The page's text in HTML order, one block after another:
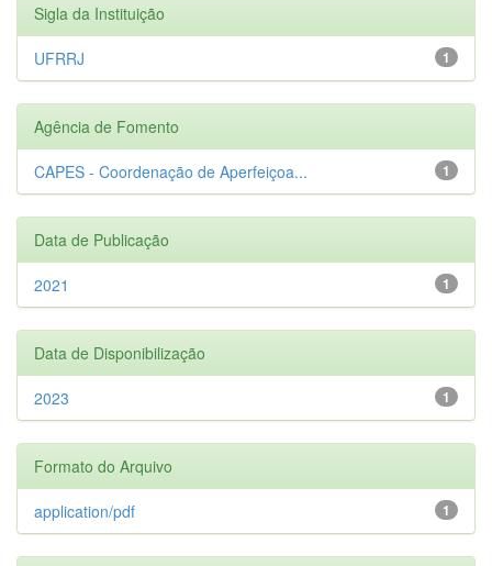
Sigla da Instituição
1
UFRRJ
Agência de Fomento
1
CAPES - Coordenação de Aperfeiçoa...
Data de Publicação
1
2021
Data de Disponibilização
1
2023
Formato do Arquivo
1
application/pdf